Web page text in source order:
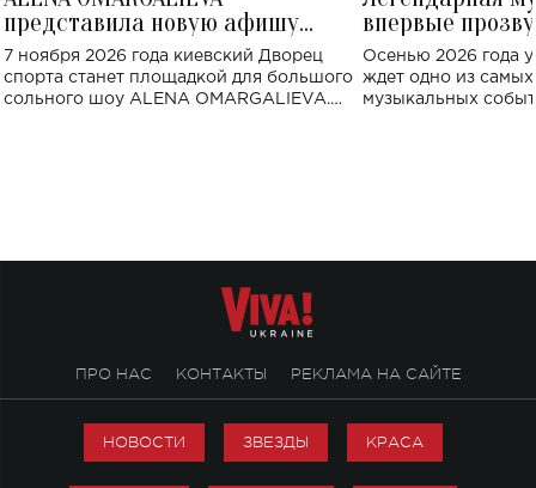
представила новую афишу
большого концерта во Дворце
спорта
7 ноября 2026 года киевский Дворец
спорта станет площадкой для большого
сольного шоу ALENA OMARGALIEVA.
впервые
Украине: где
Осенью 2026 года
ждет одно из
музыкальных
ПРО НАС КОНТАКТЫ РЕКЛАМА НА САЙТЕ
НОВОСТИ ЗВЕЗДЫ КРАСА